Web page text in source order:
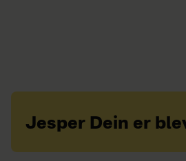
Jesper Dein er